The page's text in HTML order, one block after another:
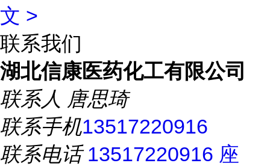
文 >
联系我们
湖北信康医药化工有限公司
联系人 唐思琦
联系手机13517220916
联系电话13517220916 座